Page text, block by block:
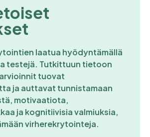
laatua hyödyntämällä
testejä. Tutkittuun tietoon
tuovat
ja auttavat tunnistamaan
motivaatiota,
ja kognitiivisia valmiuksia,
virherekrytointeja.